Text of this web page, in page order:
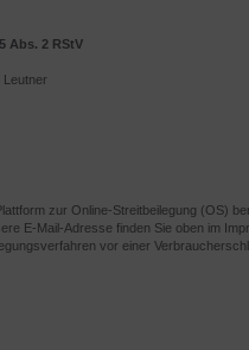
Abs. 2 RStV
zur Online-Streitbeilegung (OS)
E-Mail-Adresse finden Sie oben im
vor einer